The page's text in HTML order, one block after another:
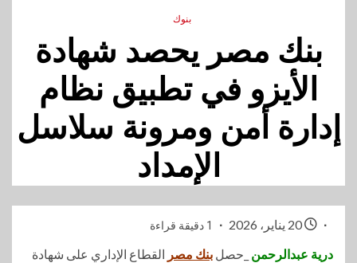
بنوك
بنك مصر يحصد شهادة
الأيزو في تطبيق نظام
إدارة أمن ومرونة سلاسل
الإمداد
1 دقيقة قراءة
درية عبدالرحمن _حصل بنك مصر القطاع الإداري على شهادة